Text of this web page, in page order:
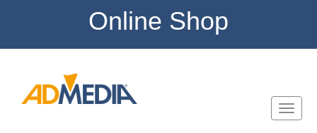
Online Shop
Toggle